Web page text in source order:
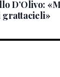
D’Olivo:
grattacieli»